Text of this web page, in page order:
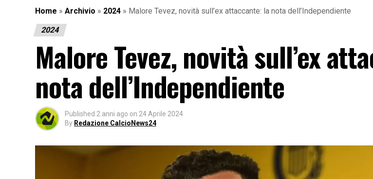
Home » Archivio » 2024 » Malore Tevez, novità sull’ex attaccante: la nota dell’Independiente
2024
Malore Tevez, novità sull’ex
nota dell’Independiente
Published 2 anni ago on 24 Aprile 2024
By Redazione CalcioNews24